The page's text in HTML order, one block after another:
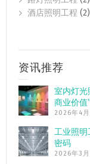
酒店照明工程 (2)
资讯推荐
室内灯光
商业价值”
2026年4月
工业照明
密码
2026年3